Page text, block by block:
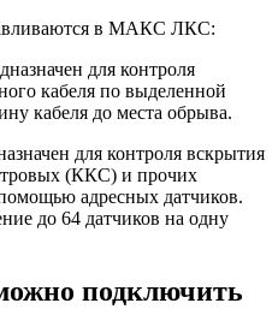
в МАКС ЛКС:
для контроля
кабеля по выделенной
кабеля до места обрыва.
для контроля вскрытия
(ККС) и прочих
адресных датчиков.
до 64 датчиков на одну
подключить